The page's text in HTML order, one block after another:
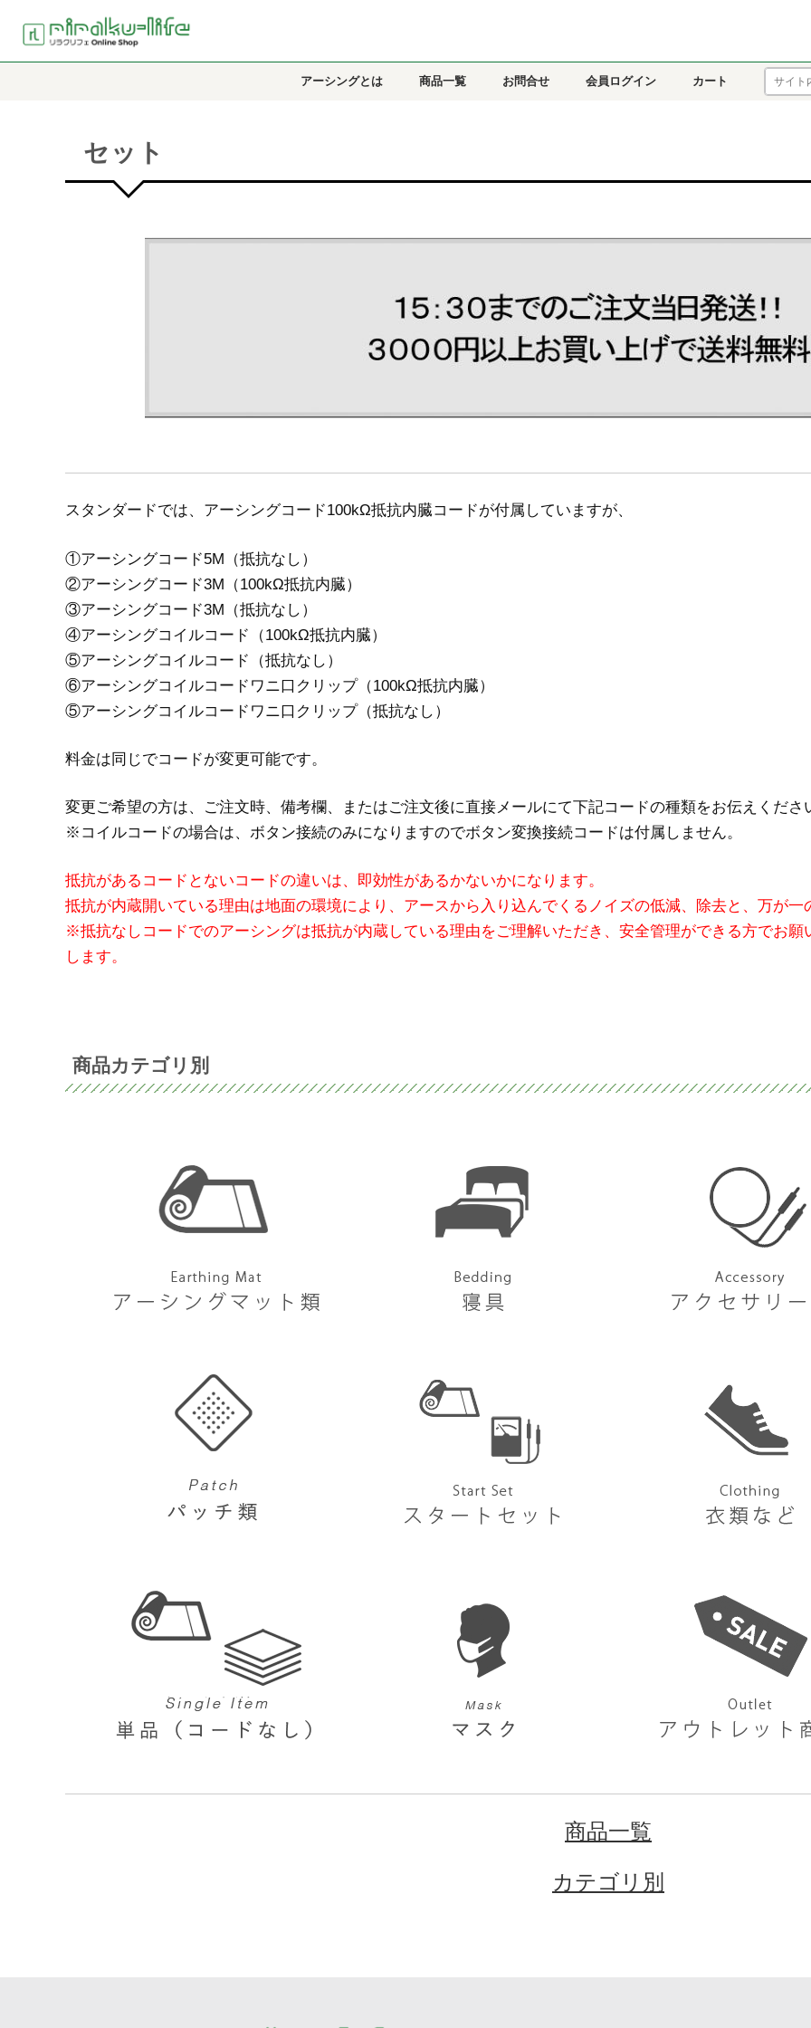
アーシングとは 商品一覧 お問合せ 会員ログイン カート
セット
スタンダードでは、アーシングコード100kΩ抵抗内臓コードが付属していますが、
①アーシングコード5M（抵抗なし）
②アーシングコード3M（100kΩ抵抗内臓）
③アーシングコード3M（抵抗なし）
④アーシングコイルコード（100kΩ抵抗内臓）
⑤アーシングコイルコード（抵抗なし）
⑥アーシングコイルコードワニ口クリップ（100kΩ抵抗内臓）
⑤アーシングコイルコードワニ口クリップ（抵抗なし）
料金は同じでコードが変更可能です。
変更ご希望の方は、ご注文時、備考欄、またはご注文後に直接メールにて下記コードの種類をお伝えくださ
※コイルコードの場合は、ボタン接続のみになりますのでボタン変換接続コードは付属しません。
抵抗があるコードとないコードの違いは、即効性があるかないかになります。
抵抗が内蔵開いている理由は地面の環境により、アースから入り込んでくるノイズの低減、除去と、万が
※抵抗なしコードでのアーシングは抵抗が内蔵している理由をご理解いただき、安全管理ができる方でお
します。
商品カテゴリ別
商品一覧
カテゴリ別